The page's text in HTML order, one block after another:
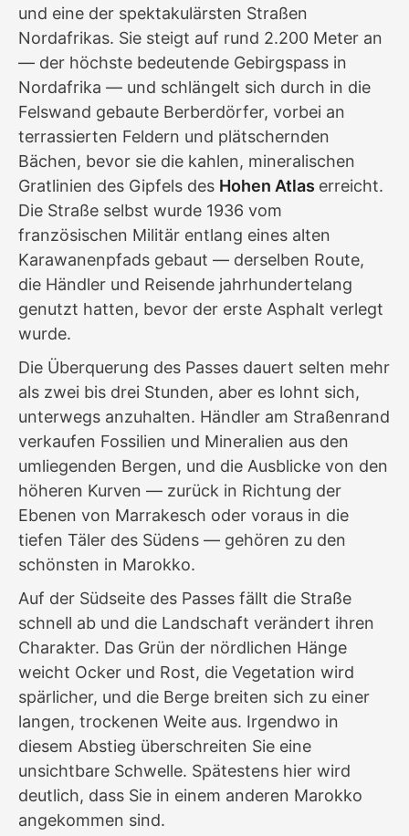
und eine der spektakulärsten Straßen
Nordafrikas. Sie steigt auf rund 2.200 Meter an
— der höchste bedeutende Gebirgspass in
Nordafrika — und schlängelt sich durch in die
Felswand gebaute Berberdörfer, vorbei an
terrassierten Feldern und plätschernden
Bächen, bevor sie die kahlen, mineralischen
Gratlinien des Gipfels des Hohen Atlas erreicht.
Die Straße selbst wurde 1936 vom
französischen Militär entlang eines alten
Karawanenpfads gebaut — derselben Route,
die Händler und Reisende jahrhundertelang
genutzt hatten, bevor der erste Asphalt verlegt
wurde.
Die Überquerung des Passes dauert selten mehr
als zwei bis drei Stunden, aber es lohnt sich,
unterwegs anzuhalten. Händler am Straßenrand
verkaufen Fossilien und Mineralien aus den
umliegenden Bergen, und die Ausblicke von den
höheren Kurven — zurück in Richtung der
Ebenen von Marrakesch oder voraus in die
tiefen Täler des Südens — gehören zu den
schönsten in Marokko.
Auf der Südseite des Passes fällt die Straße
schnell ab und die Landschaft verändert ihren
Charakter. Das Grün der nördlichen Hänge
weicht Ocker und Rost, die Vegetation wird
spärlicher, und die Berge breiten sich zu einer
langen, trockenen Weite aus. Irgendwo in
diesem Abstieg überschreiten Sie eine
unsichtbare Schwelle. Spätestens hier wird
deutlich, dass Sie in einem anderen Marokko
angekommen sind.